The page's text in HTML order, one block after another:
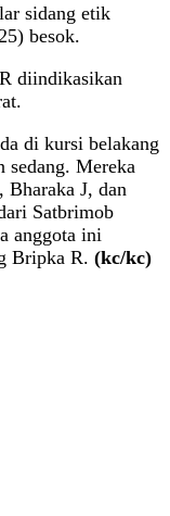
sidang etik
besok.
diindikasikan
di kursi belakang
sedang. Mereka
J, dan
Satbrimob
anggota ini
Bripka R. (kc/kc)